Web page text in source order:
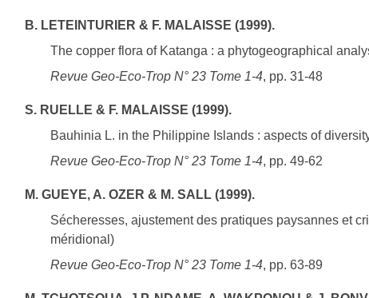
B. LETEINTURIER & F. MALAISSE (1999).
The copper flora of Katanga : a phytogeographical
Revue Geo-Eco-Trop N° 23 Tome 1-4, pp. 31-48
S. RUELLE & F. MALAISSE (1999).
Bauhinia L. in the Philippine Islands : aspects of
Revue Geo-Eco-Trop N° 23 Tome 1-4, pp. 49-62
M. GUEYE, A. OZER & M. SALL (1999).
Sécheresses, ajustement des pratiques paysannes et
méridional)
Revue Geo-Eco-Trop N° 23 Tome 1-4, pp. 63-89